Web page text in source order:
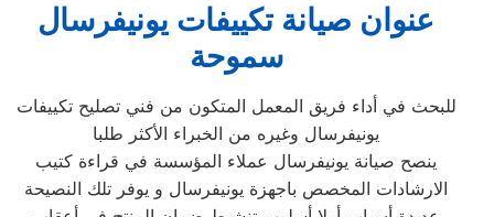
عنوان صيانة تكييفات يونيفرسال
سموحة
للبحث في أداء فريق المعمل المتكون من فني تصليح تكييفات
يونيفرسال وغيره من الخبراء الأكثر طلبا
ينصح صيانة يونيفرسال عملاء المؤسسة في قراءة كتيب
الارشادات المخصص باجهزة يونيفرسال و يوفر تلك النصيحة